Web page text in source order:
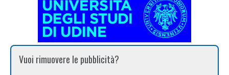
Vuoi rimuovere le pubblicità?